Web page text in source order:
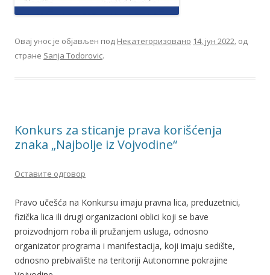
Овај унос је објављен под Некатегоризовано 14. јун 2022. од
стране Sanja Todorovic.
Konkurs za sticanje prava korišćenja
znaka „Najbolje iz Vojvodine“
Оставите одговор
Pravo učešća na Konkursu imaju pravna lica, preduzetnici,
fizička lica ili drugi organizacioni oblici koji se bave
proizvodnjom roba ili pružanjem usluga, odnosno
organizator programa i manifestacija, koji imaju sedište,
odnosno prebivalište na teritoriji Autonomne pokrajine